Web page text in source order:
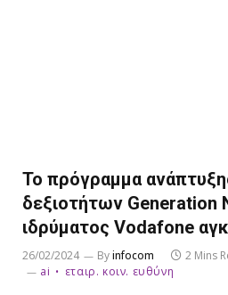
Το πρόγραμμα
δεξιοτήτων Generation
ιδρύματος Vodafone
26/02/2024 Byinfocom
2 Mins
ai
εταιρ. κοιν. ευθύνη